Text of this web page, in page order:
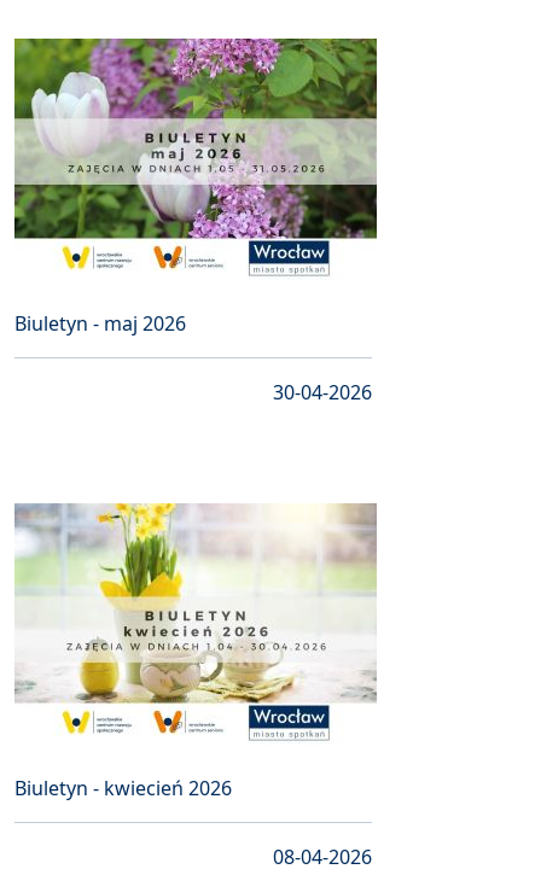
Biuletyn - maj 2026
30-04-2026
Biuletyn - kwiecień 2026
08-04-2026